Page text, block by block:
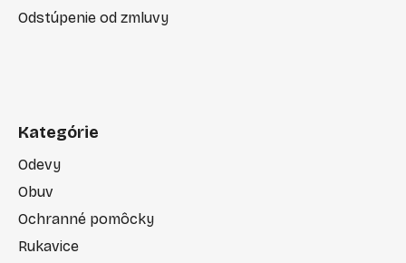
Odstúpenie od zmluvy
Kategórie
Odevy
Obuv
Ochranné pomôcky
Rukavice